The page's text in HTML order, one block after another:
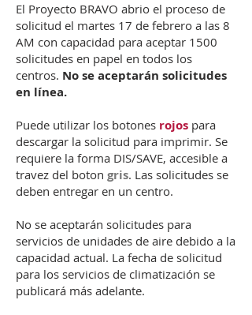
El Proyecto BRAVO abrio el proceso de
solicitud el martes 17 de febrero a las 8
AM con capacidad para aceptar 1500
solicitudes en papel en todos los
centros. No se aceptarán solicitudes
en línea.
Puede utilizar los botones rojos para
descargar la solicitud para imprimir. Se
requiere la forma DIS/SAVE, accesible a
travez del boton gris. Las solicitudes se
deben entregar en un centro.
No se aceptarán solicitudes para
servicios de unidades de aire debido a la
capacidad actual. La fecha de solicitud
para los servicios de climatización se
publicará más adelante.